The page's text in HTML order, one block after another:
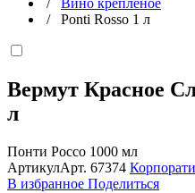
/ Вино креплёное
/ Ponti Rosso 1 л
Вермут Красное
л
Понти Россо 1000 мл
АртикулАрт. 67374
В избранное Поделиться